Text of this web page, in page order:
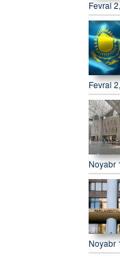
Fevral
Fevral
Noyabr
Noyabr